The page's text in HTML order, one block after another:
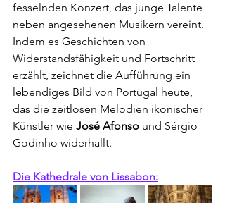
fesselnden Konzert, das junge Talente
neben angesehenen Musikern vereint.
Indem es Geschichten von
Widerstandsfähigkeit und Fortschritt
erzählt, zeichnet die Aufführung ein
lebendiges Bild von Portugal heute,
das die zeitlosen Melodien ikonischer
Künstler wie José Afonso und Sérgio
Godinho widerhallt.
Die Kathedrale von Lissabon: